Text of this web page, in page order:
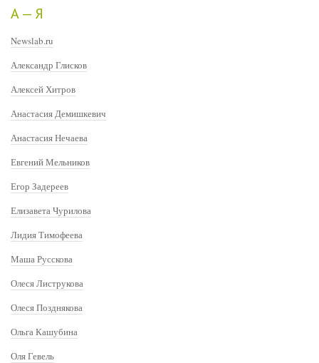
А — Я
Newslab.ru
Александр Глисков
Алексей Хитров
Анастасия Демишкевич
Анастасия Нечаева
Евгений Мельников
Егор Задереев
Елизавета Чурилова
Лидия Тимофеева
Маша Русскова
Олеся Листрукова
Олеся Позднякова
Ольга Кашубина
Оля Гевель